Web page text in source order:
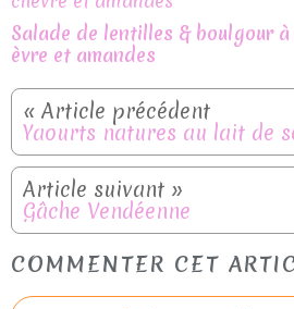
Salade de lentilles & boulgour
èvre et amandes
Yaourts natures au lait de
Gâche Vendéenne
COMMENTER CET